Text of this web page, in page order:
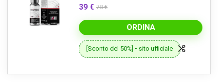
39 € 78 €
ORDINA
[Sconto del 50%] • sito ufficiale